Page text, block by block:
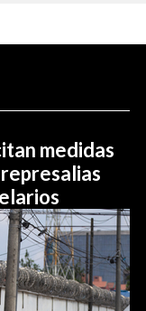
medidas